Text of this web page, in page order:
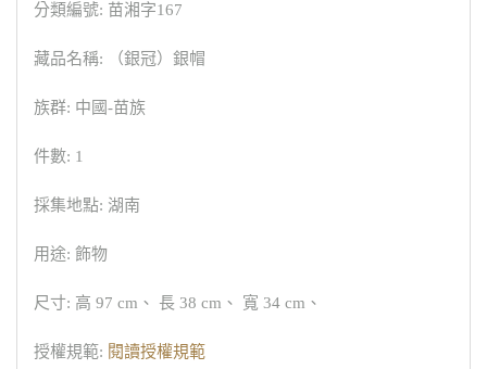
分類編號: 苗湘字167
藏品名稱: （銀冠）銀帽
族群: 中國-苗族
件數: 1
採集地點: 湖南
用途: 飾物
尺寸: 高 97 cm、 長 38 cm、 寬 34 cm、
授權規範: 閱讀授權規範